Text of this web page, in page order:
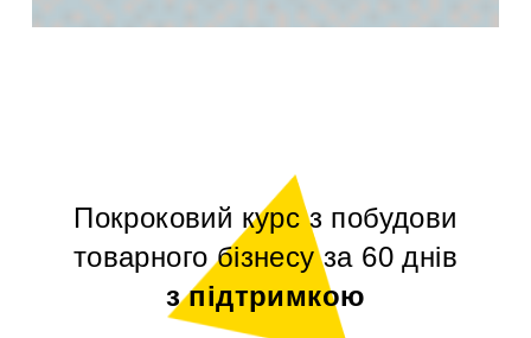
Покроковий курс з побудови
товарного бізнесу за 60 днів
з підтримкою